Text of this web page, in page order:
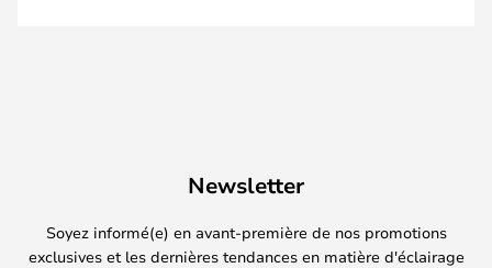
Newsletter
Soyez informé(e) en avant-première de nos promotions
exclusives et les dernières tendances en matière d'éclairage